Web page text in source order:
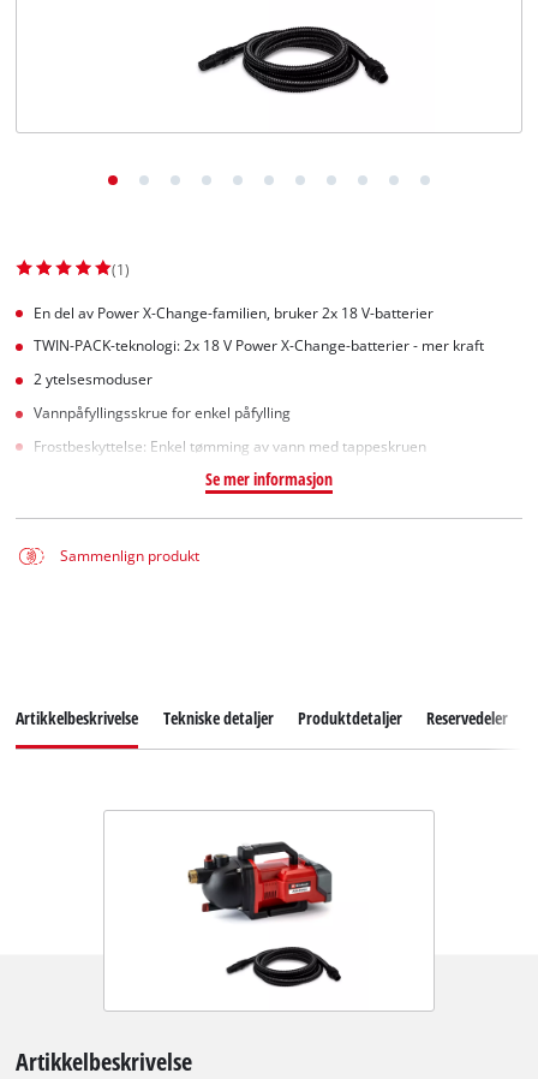
(1)
En del av Power X-Change-familien, bruker 2x 18 V-batterier
TWIN-PACK-teknologi: 2x 18 V Power X-Change-batterier - mer kraft
2 ytelsesmoduser
Vannpåfyllingsskrue for enkel påfylling
Frostbeskyttelse: Enkel tømming av vann med tappeskruen
Se mer informasjon
Sammenlign produkt
Artikkelbeskrivelse Tekniske detaljer Produktdetaljer Reservedeler
Artikkelbeskrivelse